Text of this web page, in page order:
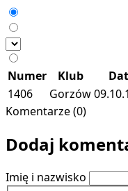
Numer Klub
1406
Gorzów
Komentarze (0)
Dodaj
Imię i nazwisko